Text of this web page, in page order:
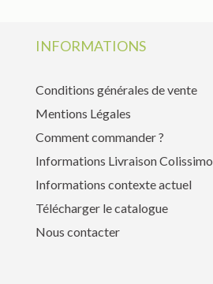
INFORMATIONS
Conditions générales de vente
Mentions Légales
Comment commander ?
Informations Livraison Colissimo
Informations contexte actuel
Télécharger le catalogue
Nous contacter